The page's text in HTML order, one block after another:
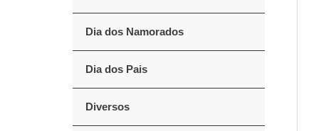
Dia dos Namorados
Dia dos Pais
Diversos